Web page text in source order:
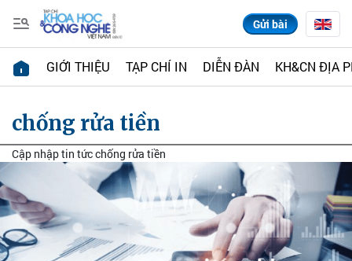
Gửi bài
GIỚI THIỆU TẠP CHÍ IN DIỄN ĐÀN KH&CN ĐỊA
chống rửa tiền
Cập nhập tin tức chống rửa tiền